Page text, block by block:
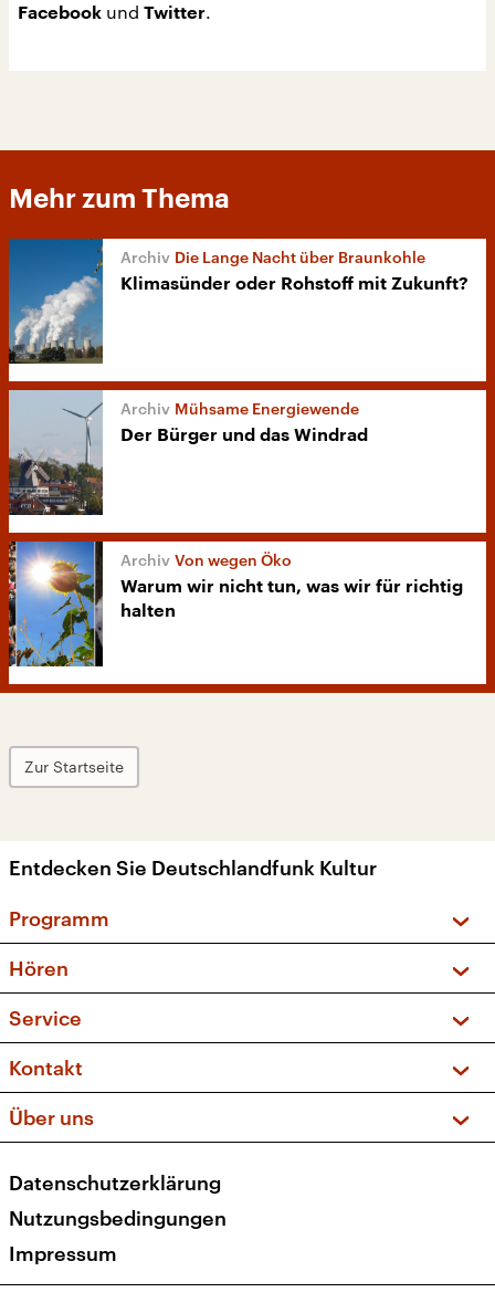
Facebook und Twitter.
Mehr zum Thema
Die Lange Nacht über Braunkohle
Klimasünder oder Rohstoff mit Zukunft?
Mühsame Energiewende
Der Bürger und das Windrad
Von wegen Öko
Warum wir nicht tun, was wir für richtig
halten
Zur Startseite
Entdecken Sie Deutschlandfunk Kultur
Programm
Sendungen und Podcasts
Musikliste
Kakadu – Das Kinderprogramm
Hören
Frequenzen (UKW + DAB+)
Service
FAQ
Apps
Newsletter
Veranstaltungen
Kontakt
Social Media
Über uns
Presse
Karriere
Transparenz
Datenschutzerklärung
Nutzungsbedingungen
Impressum